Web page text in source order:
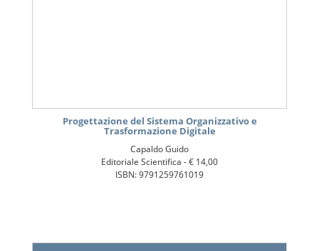
Progettazione del Sistema Organizzativo e
Trasformazione Digitale
Capaldo Guido
Editoriale Scientifica -€ 14,00
ISBN: 9791259761019